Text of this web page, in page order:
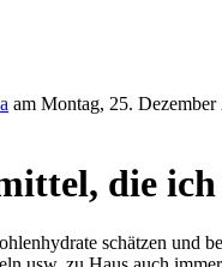
am Montag, 25. Dezember
die
schätzen und